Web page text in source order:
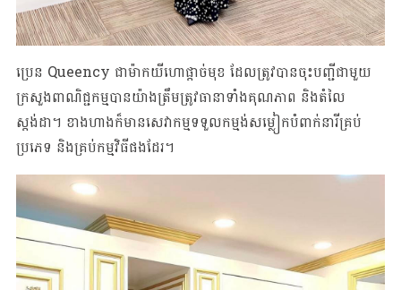
ប្រេន Queency ជាម៉ាកយីហោផ្តាច់មុខ ដែលត្រូវបានចុះបញ្ជីជាមួយ
ក្រសួងពាណិជ្ជកម្មបានយ៉ាងត្រឹមត្រូវធានាទាំងគុណភាព និងតំលៃ
ស្តង់ដា។ ខាងហាងក៏មានសេវាកម្មទទួលកម្មង់សម្លៀកបំពាក់នារីគ្រប់
ប្រភេទ និងគ្រប់កម្មវិធីផងដែរ។